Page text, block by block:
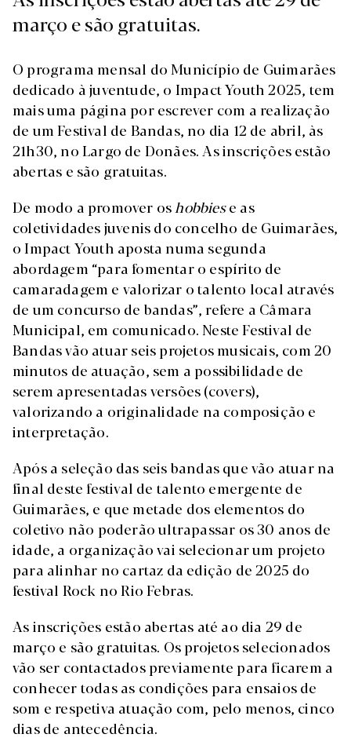
março e são gratuitas.
O programa mensal do Município de Guimarães
dedicado à juventude, o Impact Youth 2025, tem
mais uma página por escrever com a realização
de um Festival de Bandas, no dia 12 de abril, às
21h30, no Largo de Donães. As inscrições estão
abertas e são gratuitas.
De modo a promover os hobbiese as
coletividades juvenis do concelho de Guimarães,
o Impact Youth aposta numa segunda
abordagem “para fomentar o espírito de
camaradagem e valorizar o talento local através
de um concurso de bandas”, refere a Câmara
Municipal, em comunicado. Neste Festival de
Bandas vão atuar seis projetos musicais, com 20
minutos de atuação, sem a possibilidade de
serem apresentadas versões (covers),
valorizando a originalidade na composição e
interpretação.
Após a seleção das seis bandas que vão atuar na
final deste festival de talento emergente de
Guimarães, e que metade dos elementos do
coletivo não poderão ultrapassar os 30 anos de
idade, a organização vai selecionar um projeto
para alinhar no cartaz da edição de 2025 do
festival Rock no Rio Febras.
As inscrições estão abertas até ao dia 29 de
março e são gratuitas. Os projetos selecionados
vão ser contactados previamente para ficarem a
conhecer todas as condições para ensaios de
som e respetiva atuação com, pelo menos, cinco
dias de antecedência.